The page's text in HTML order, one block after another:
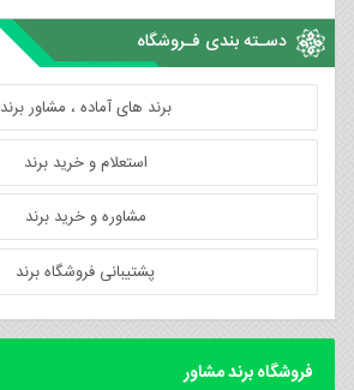
دسـته بندی فـروشگاه
برند های آماده ، مشاور برند
استعلام و خرید برند
مشاوره و خرید برند
پشتیبانی فروشگاه برند
فروشگاه برند مشاور